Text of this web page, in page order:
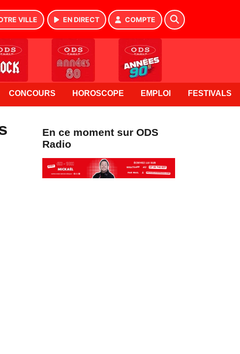
VILLE EN DIRECT COMPTE
CONCOURS HOROSCOPE EMPLOI FESTIVALS
En ce moment sur ODS
Radio